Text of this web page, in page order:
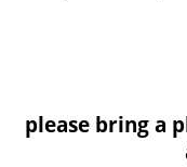
please bring a